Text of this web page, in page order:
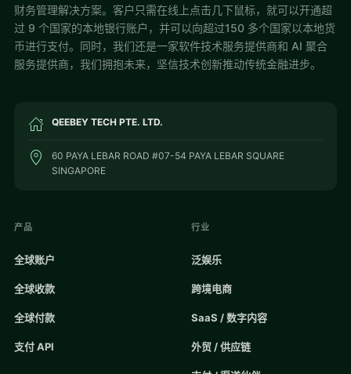
财务管理解决方案。客户只需在线上点击几下鼠标，就可以开通超
过 9 个国家的本地银行账户，并可以向超过150 多个国家以本地货
币进行支付。同时，我们还是一家软件技术服务提供商和 AI 聚合
服务提供商，我们拥抱未来，坚信技术创新推动传统金融进步。
QEEBEY TECH PTE. LTD.
60 PAYA LEBAR ROAD #07-54 PAYA LEBAR SQUARE
SINGAPORE
产品
全球账户
全球收款
全球付款
支付 API
行业
泛娱乐
跨境电商
SaaS / 数字内容
外贸 / 供应链